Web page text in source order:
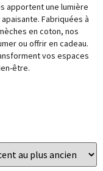
apportent une lumière
Fabriquées à
en coton, nos
ou offrir en cadeau.
vos espaces
être.